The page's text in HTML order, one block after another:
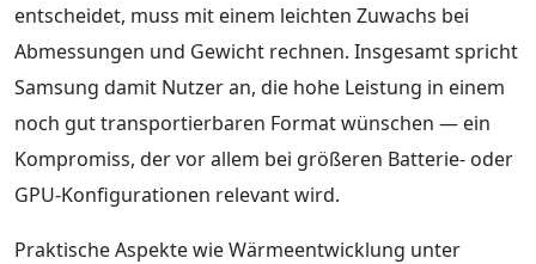
entscheidet, muss mit einem leichten Zuwachs bei
Abmessungen und Gewicht rechnen. Insgesamt spricht
Samsung damit Nutzer an, die hohe Leistung in einem
noch gut transportierbaren Format wünschen — ein
Kompromiss, der vor allem bei größeren Batterie- oder
GPU-Konfigurationen relevant wird.
Praktische Aspekte wie Wärmeentwicklung unter